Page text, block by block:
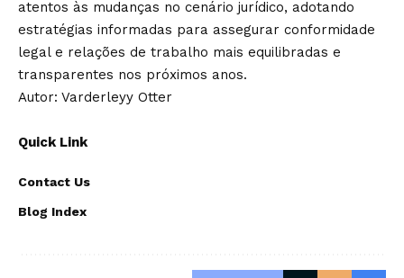
atentos às mudanças no cenário jurídico, adotando
estratégias informadas para assegurar conformidade
legal e relações de trabalho mais equilibradas e
transparentes nos próximos anos.
Autor: Varderleyy Otter
Quick Link
Contact Us
Blog Index